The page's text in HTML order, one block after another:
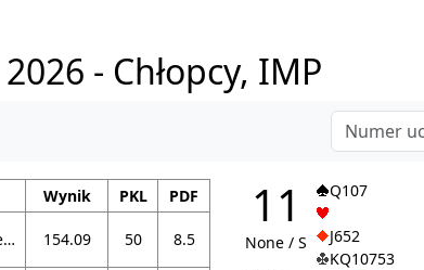
- Chłopcy, IMP
Wynik PKL PDF
Klub Uczelniany AZS Uniwersytetu Warszawskiego, Warszawa 154.09 50 8.5
11
None / S
Q107
J652
KQ10753